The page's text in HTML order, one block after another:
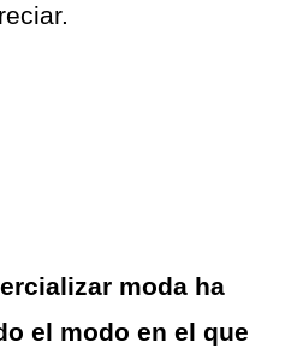
moda ha
el modo en el que